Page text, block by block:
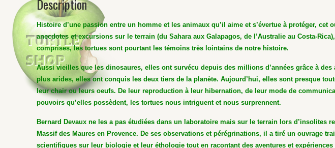
Description
Histoire d’une passion entre un homme et les animaux qu’il aime et s’évertue à protéger,
anecdotes et excursions sur le terrain (du Sahara aux Galapagos, de l’Australie au Costa-
comprises, les tortues sont pourtant les témoins très lointains de notre histoire.
Aussi vieilles que les dinosaures, elles ont survécu depuis des millions d’années grâce à
plus arides, elles ont conquis les deux tiers de la planète. Aujourd’hui, elles sont presque
leur chair ou leurs oeufs. De leur reproduction à leur hibernation, de leur mode de
pouvoirs qu’elles possèdent, les tortues nous intriguent et nous surprennent.
Bernard Devaux ne les a pas étudiées dans un laboratoire mais sur le terrain lors
Massif des Maures en Provence. De ses observations et pérégrinations, il a tiré un ouvrage
scientifiques sur leur biologie et leur éthologie tout en racontant des aventures et